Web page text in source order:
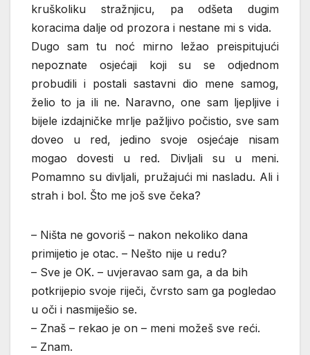
kruškoliku stražnjicu, pa odšeta dugim
koracima dalje od prozora i nestane mi s vida.
Dugo sam tu noć mirno ležao preispitujući
nepoznate osjećaji koji su se odjednom
probudili i postali sastavni dio mene samog,
želio to ja ili ne. Naravno, one sam ljepljive i
bijele izdajničke mrlje pažljivo počistio, sve sam
doveo u red, jedino svoje osjećaje nisam
mogao dovesti u red. Divljali su u meni.
Pomamno su divljali, pružajući mi nasladu. Ali i
strah i bol. Što me još sve čeka?
– Ništa ne govoriš – nakon nekoliko dana
primijetio je otac. – Nešto nije u redu?
– Sve je OK. – uvjeravao sam ga, a da bih
potkrijepio svoje riječi, čvrsto sam ga pogledao
u oči i nasmiješio se.
– Znaš – rekao je on – meni možeš sve reći.
– Znam.